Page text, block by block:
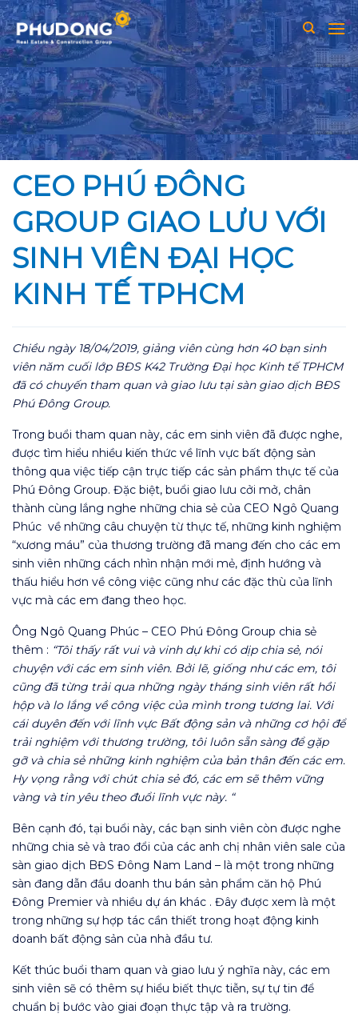
Skip
to
content
CEO PHÚ ĐÔNG
GROUP GIAO LƯU VỚI
SINH VIÊN ĐẠI HỌC
KINH TẾ TPHCM
Chiều ngày 18/04/2019, giảng viên cùng hơn 40 bạn sinh
viên năm cuối lớp BĐS K42 Trường Đại học Kinh tế TPHCM
đã có chuyến tham quan và giao lưu tại sàn giao dịch BĐS
Phú Đông Group.
Trong buổi tham quan này, các em sinh viên đã được nghe,
được tìm hiểu nhiều kiến thức về lĩnh vực bất động sản
thông qua việc tiếp cận trực tiếp các sản phẩm thực tế của
Phú Đông Group. Đặc biệt, buổi giao lưu cởi mở, chân
thành cùng lắng nghe những chia sẻ của CEO Ngô Quang
Phúc về những câu chuyện từ thực tế, những kinh nghiệm
“xương máu” của thương trường đã mang đến cho các em
sinh viên những cách nhìn nhận mới mẻ, định hướng và
thấu hiểu hơn về công việc cũng như các đặc thù của lĩnh
vực mà các em đang theo học.
Ông Ngô Quang Phúc – CEO Phú Đông Group chia sẻ
thêm : “Tôi thấy rất vui và vinh dự khi có dịp chia sẻ, nói
chuyện với các em sinh viên. Bởi lẽ, giống như các em, tôi
cũng đã từng trải qua những ngày tháng sinh viên rất hồi
hộp và lo lắng về công việc của mình trong tương lai. Với
cái duyên đến với lĩnh vực Bất động sản và những cơ hội để
trải nghiệm với thương trường, tôi luôn sẵn sàng để gặp
gỡ và chia sẻ những kinh nghiệm của bản thân đến các em.
Hy vọng rằng với chút chia sẻ đó, các em sẽ thêm vững
vàng và tin yêu theo đuổi lĩnh vực này. “
Bên cạnh đó, tại buổi này, các bạn sinh viên còn được nghe
những chia sẻ và trao đổi của các anh chị nhân viên sale của
sàn giao dịch BĐS Đông Nam Land – là một trong những
sàn đang dẫn đầu doanh thu bán sản phẩm căn hộ Phú
Đông Premier và nhiều dự án khác . Đây được xem là một
trong những sự hợp tác cần thiết trong hoạt động kinh
doanh bất động sản của nhà đầu tư.
Kết thúc buổi tham quan và giao lưu ý nghĩa này, các em
sinh viên sẽ có thêm sự hiểu biết thực tiễn, sự tự tin để
chuẩn bị bước vào giai đoạn thực tập và ra trường.